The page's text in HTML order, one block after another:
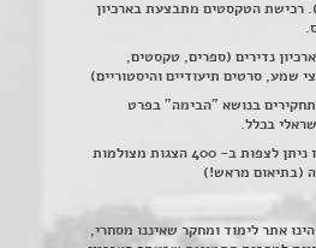
רכישת הטקסטים מתבצעת בארכיון
נדירים (ספרים, טקסטים,
שמע, סרטים תיעודיים והיסטוריים)
בנושא "הבימה" בפרט
בכלל.
חדר הצפייה מרווח ובו ניתן לצפות ב- 400 הצגות מצולמות
(בתיאום מראש!)
אתר לימוד ומחקר שאיננו מסחרי,